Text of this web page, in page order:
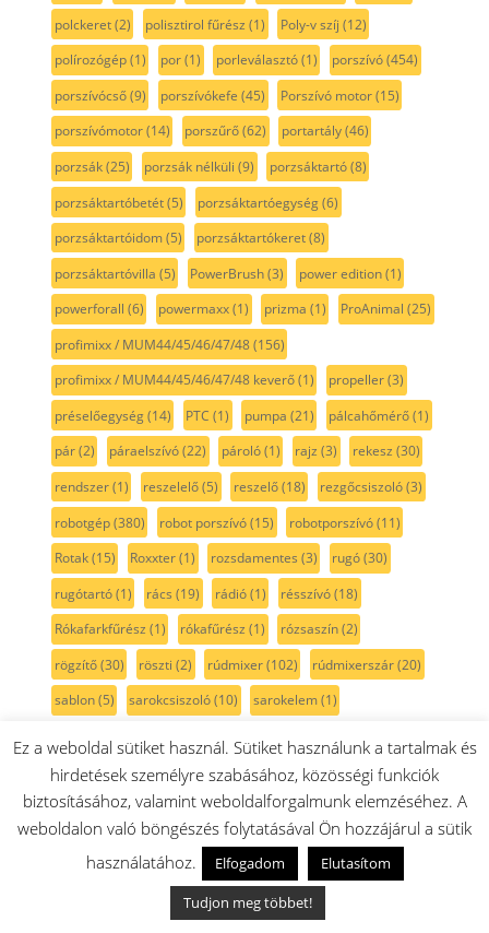
polckeret(2) polisztirol fűrész (1) Poly-v szíj (12)
polírozógép(1) por(1) porleválasztó(1) porszívó(454)
porszívócső(9) porszívókefe (45) Porszívó motor(15)
porszívómotor(14) porszűrő(62) portartály(46)
porzsák(25) porzsák nélküli (9) porzsáktartó(8)
porzsáktartóbetét(5) porzsáktartóegység(6)
porzsáktartóidom(5) porzsáktartókeret(8)
porzsáktartóvilla (5) PowerBrush(3) power edition(1)
powerforall (6) powermaxx(1) prizma (1) ProAnimal (25)
profimixx / MUM44/45/46/47/48(156)
profimixx / MUM44/45/46/47/48 keverő(1) propeller(3)
préselőegység(14) PTC (1) pumpa (21) pálcahőmérő(1)
pár(2) páraelszívó(22) pároló(1) rajz (3) rekesz (30)
rendszer(1) reszelelő(5) reszelő(18) rezgőcsiszoló(3)
robotgép(380) robot porszívó(15) robotporszívó(11)
Rotak(15) Roxxter(1) rozsdamentes (3) rugó(30)
rugótartó(1) rács (19) rádió(1) résszívó(18)
Rókafarkfűrész (1) rókafűrész (1) rózsaszín(2)
rögzítő(30) röszti (2) rúdmixer(102) rúdmixerszár(20)
sablon(5) sarokcsiszoló(10) sarokelem(1)
side by side(32) Siemens(218) SilentMixx(18) skil(8)
smoothie(13) spagetti(1) Spotless(1) spray(1) stift(8)
szalagcsiszoló(4) szalagfeszítő(1)
szatináló gép(1) szegecs(1)
szegélynyíró(8) szelep(13)
Ez a weboldal sütiket használ. Sütiket használunk a tartalmak és
hirdetések személyre szabásához, közösségi funkciók
biztosításához, valamint weboldalforgalmunk elemzéséhez. A
weboldalon való böngészés folytatásával Ön hozzájárul a sütik
használatához.
Elfogadom
Elutasítom
Tudjon meg többet!